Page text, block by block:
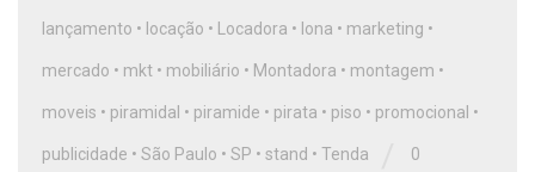
lançamento • locação • Locadora • lona • marketing •
mercado • mkt • mobiliário • Montadora • montagem •
moveis • piramidal • piramide • pirata • piso • promocional •
publicidade • São Paulo • SP • stand • Tenda 0